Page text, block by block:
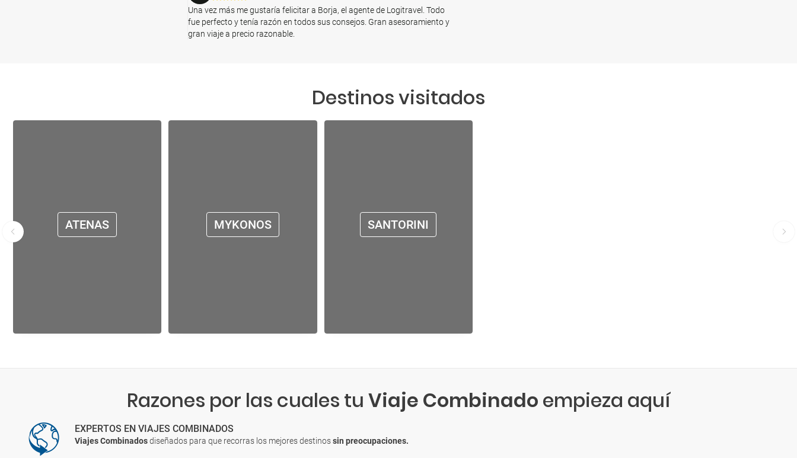
Una vez más me gustaría felicitar a Borja, el agente de Logitravel. Todo
fue perfecto y tenía razón en todos sus consejos. Gran asesoramiento y
gran viaje a precio razonable.
Destinos visitados
ATENAS MYKONOS SANTORINI
Razones por las cuales tu Viaje Combinado empieza aquí
EXPERTOS EN VIAJES COMBINADOS
Viajes Combinadosdiseñados para que recorras los mejores destinossin preocupaciones.